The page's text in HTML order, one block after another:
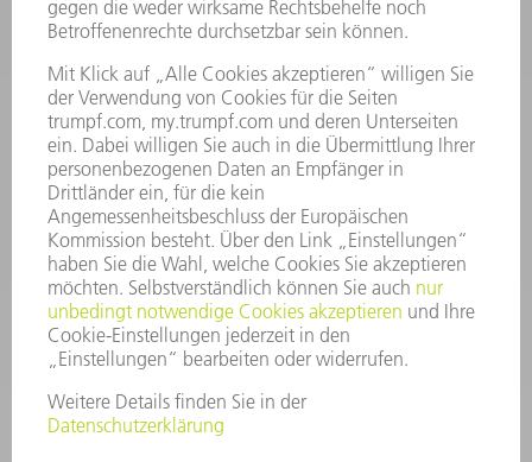
INFORMATION
Häufig gestellte Fragen
Allgemeine Geschäftsbedingungen
KONTAKT
After Sales
+43722160396550
Mo - Do: 08:00 -17:30 Uhr
Fr: 08:00 -16:30 Uhr
ersatzteile@at.trumpf.com